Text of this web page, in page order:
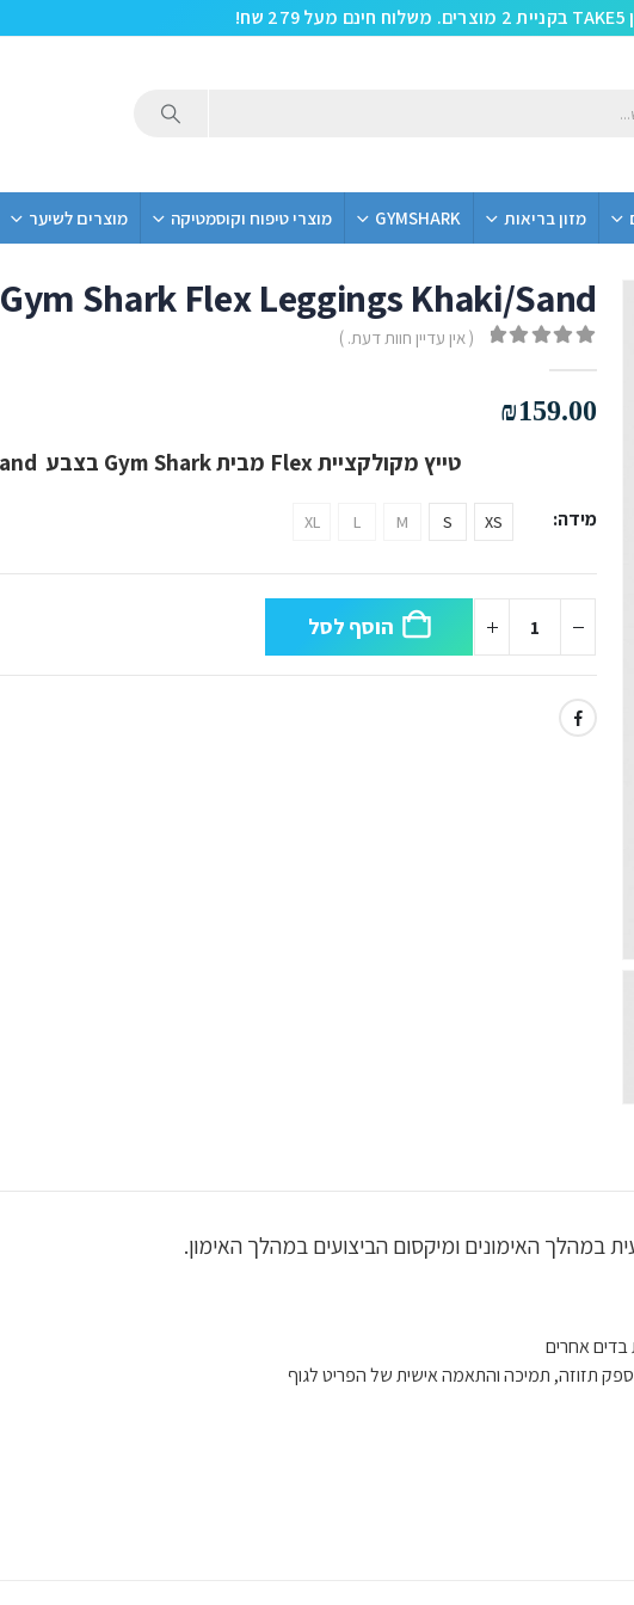
מזון בריאות GYMSHARK מוצרי טיפוח וקוסמטיקה מוצרים לשיער
Gym Shark Flex Leggings Khaki/Sand
( אין עדיין חוות דעת. )
₪159.00
טייץ מקולקציית Flex מבית Gym Shark בצבע Khaki/Sand
מידה XS
S
M
L
XL
הוסף לסל
אחרים
תזוזה, תמיכה והתאמה אישית של הפריט לגוף